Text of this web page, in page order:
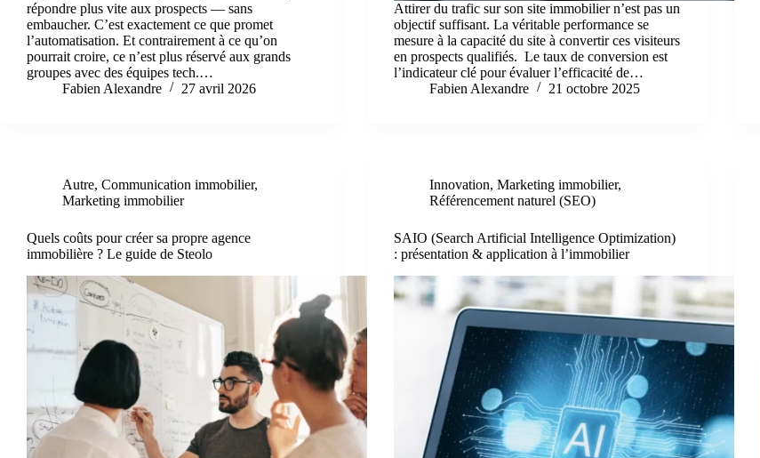
répondre plus vite aux prospects — sans
embaucher. C’est exactement ce que promet
l’automatisation. Et contrairement à ce qu’on
pourrait croire, ce n’est plus réservé aux grands
groupes avec des équipes tech.…
Fabien Alexandre
27 avril 2026
Attirer du trafic sur son site immobilier n’est pas un
objectif suffisant. La véritable performance se
mesure à la capacité du site à convertir ces visiteurs
en prospects qualifiés. Le taux de conversion est
l’indicateur clé pour évaluer l’efficacité de…
Fabien Alexandre
21 octobre 2025
Autre, Communication immobilier,
Marketing immobilier
Quels coûts pour créer sa propre agence
immobilière ? Le guide de Steolo
Innovation,Marketing immobilier,
Référencement naturel (SEO)
SAIO (Search Artificial Intelligence Optimization)
: présentation & application à l’immobilier